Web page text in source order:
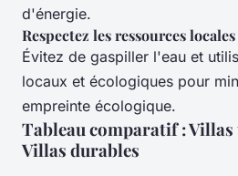
d'énergie.
Respectez les ressources locales
Évitez de gaspiller l'eau et
locaux et écologiques pour
empreinte écologique.
Tableau comparatif :
Villas durables